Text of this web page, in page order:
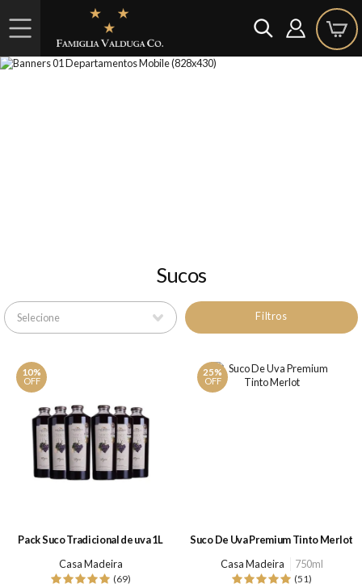
Sucos
Filtros
10%
OFF
Pack Suco Tradicional de uva 1L
Casa Madeira
(69)
25%
OFF
Suco De Uva Premium Tinto Merlot
Casa Madeira
750ml
(51)